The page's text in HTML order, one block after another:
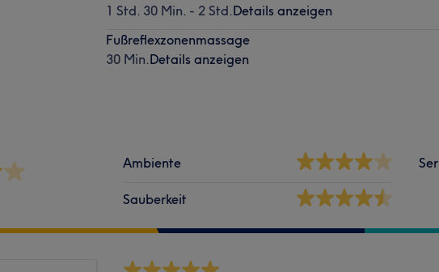
1 Std. 30 Min. - 2 Std.Details anzeigen
Fußreflexzonenmassage
30 Min.Details anzeigen
Ambiente
Sauberkeit